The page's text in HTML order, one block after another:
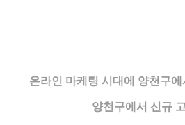
온라인 마케팅 시대에 양천구
양천구에서 신규